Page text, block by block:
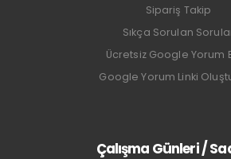
Sipariş Takip
Sıkça Sorulan
Ücretsiz Google Yorum
Google Yorum Linki
Çalışma Günleri /